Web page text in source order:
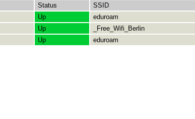
Status SSID
Up
eduroam
Up
_Free_Wifi_Berlin
Up eduroam